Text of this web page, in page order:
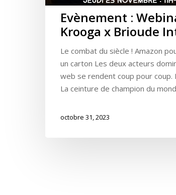
Evènement :
Krooga x Brioude
Le combat du siècle ! Amazon
un carton Les deux acteurs
web se rendent coup pour coup.
La ceinture de champion du
octobre 31, 2023